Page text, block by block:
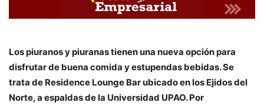
Los piuranos y piuranas tienen una nueva opción para
disfrutar de buena comida y estupendas bebidas. Se
trata de Residence Lounge Bar ubicado en los Ejidos del
Norte, a espaldas de la Universidad UPAO. Por